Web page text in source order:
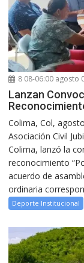
8 08-06:00 agosto
Lanzan
Colima, Col,
Asociación Civil
Colima, lanzó la
reconocimiento
acuerdo de
ordinaria
Deporte Institucional